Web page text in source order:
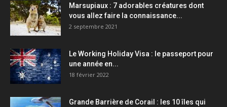
Marsupiaux : 7 adorables créatures dont
vous allez faire la connaissance...
2 septembre 2021
Le Working Holiday Visa : le passeport pour
une année en...
18 février 2022
Grande Barrière de Corail : les 10 îles qui